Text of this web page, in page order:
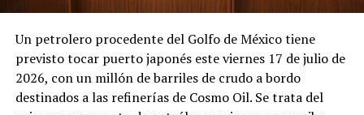
Irán obtenga armas nucleares y garantizar la libre
recogido en su sitio oficial, la administración
estadounidenseafirmó mantener un control naval total
sobre la zona , mientras que el Departamento de Defensa
detalló quedespliega escoltas militares para intentar
Un petrolero procedente del Golfo de México tiene
previsto tocar puerto japonés este viernes 17 de julio de
2026, con un millón de barriles de crudo a bordo
destinados a las refinerías de Cosmo Oil. Se trata del